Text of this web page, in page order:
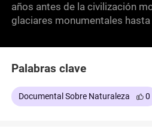
años antes de la civilización
glaciares monumentales
felinos dientes de sable y
fascinantes. Con
generados por computadora,
desafíos a los que se
prehistóricos y la interrelación
Palabras clave
Documental Sobre Naturaleza 0